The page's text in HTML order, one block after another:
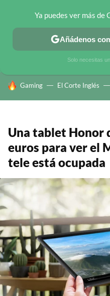
CHOLLOS TELEGRAM
HOY SE HABLA DE
Gaming El Corte Inglés
Una tablet Honor
euros para ver el
tele está ocupada
Ya puedes ver más de
Añádenos
Solo necesitas